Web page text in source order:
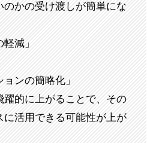
のかの受け渡しが簡単にな
減」
ンの簡略化」
躍的に上がることで、その
に活用できる可能性が上が